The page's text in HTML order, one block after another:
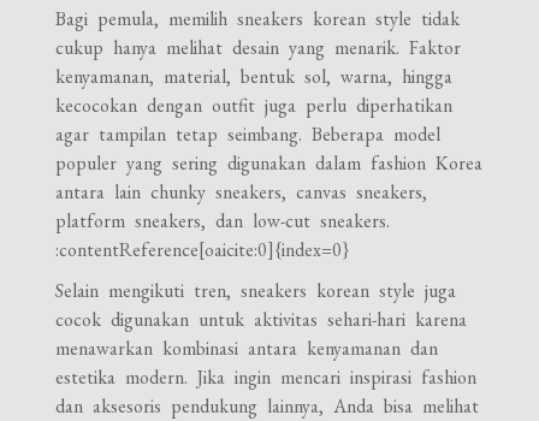
Bagi pemula, memilih sneakers korean style tidak
cukup hanya melihat desain yang menarik. Faktor
kenyamanan, material, bentuk sol, warna, hingga
kecocokan dengan outfit juga perlu diperhatikan
agar tampilan tetap seimbang. Beberapa model
populer yang sering digunakan dalam fashion Korea
antara lain chunky sneakers, canvas sneakers,
platform sneakers, dan low-cut sneakers.
:contentReference[oaicite:0]{index=0}
Selain mengikuti tren, sneakers korean style juga
cocok digunakan untuk aktivitas sehari-hari karena
menawarkan kombinasi antara kenyamanan dan
estetika modern. Jika ingin mencari inspirasi fashion
dan aksesoris pendukung lainnya, Anda bisa melihat